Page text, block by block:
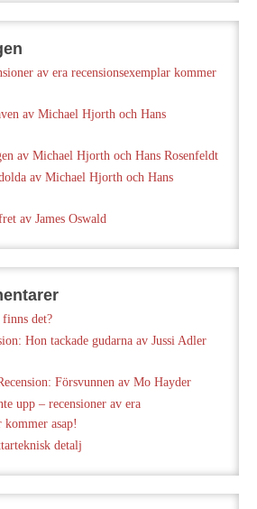
av era recensionsexemplar kommer
av Michael Hjorth och Hans
av Michael Hjorth och Hans Rosenfeldt
av Michael Hjorth och Hans
av James Oswald
det?
Hon tackade gudarna av Jussi Adler
Försvunnen av Mo Hayder
upp – recensioner av era
kommer asap!
detalj